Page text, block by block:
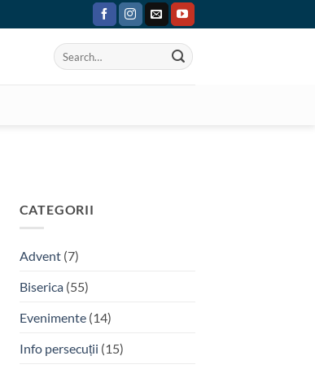
CATEGORII
Advent(7)
Biserica(55)
Evenimente(14)
Info persecuții (15)